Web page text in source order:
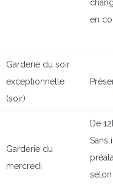
en
Garderie du soir
exceptionnelle
(soir)
Garderie du
mercredi
De
Sans